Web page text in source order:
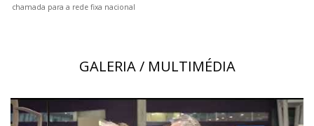
chamada para a rede fixa nacional
GALERIA / MULTIMÉDIA